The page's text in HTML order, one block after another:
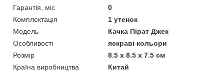
Гарантія, міс
0
Комплектація
1 утенок
Мoдель
Качка Пірат Джек
Особливості
яскраві кольори
Розмір
8.5 x 8.5 x 7.5 см
Країна виробництва
Китай